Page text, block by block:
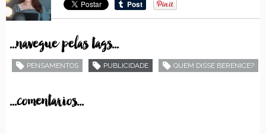
...navegue pelas tags...
PENSAMENTOS PUBLICIDADE QUEM DISSE BERENICE?
...comentarios...